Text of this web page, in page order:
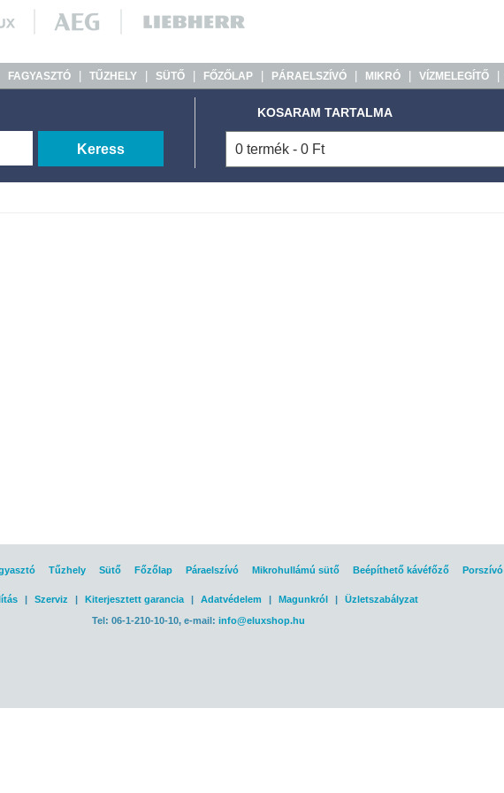
FAGYASZTÓ TŰZHELY SÜTŐ FŐZŐLAP PÁRAELSZÍVÓ MIKRÓ VÍZMELEGÍTŐ
Keress
KOSARAM TARTALMA
0 termék - 0 Ft
Tűzhely Sütő Főzőlap Páraelszívó Mikrohullámú sütő Beépíthető kávéfőző Porszívó
| Szerviz | Kiterjesztett garancia | Adatvédelem | Magunkról |
Üzletszabályzat
Tel: 06-1-210-10-10, e-mail: info@eluxshop.hu